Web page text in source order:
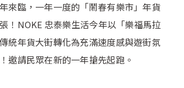
來臨，一年一度的「鬧春有樂市」年貨
！NOKE 忠泰樂生活今年以「樂福馬拉
統年貨大街轉化為充滿速度感與遊街氛
邀請民眾在新的一年搶先起跑。